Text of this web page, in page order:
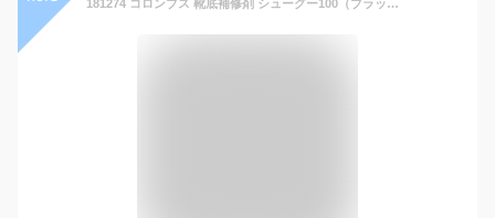
181274 コロンブス 靴底補修剤 シューグー100（ブラック） COLUMBUS SHOEGOO